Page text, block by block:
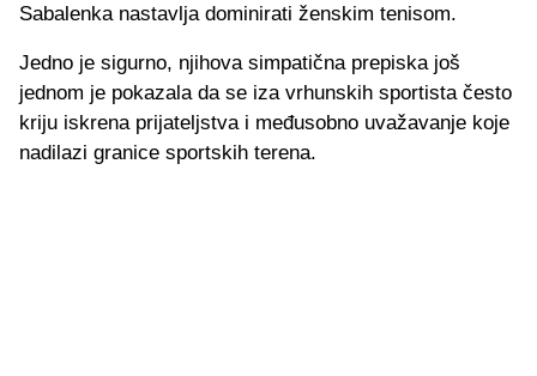
Sabalenka nastavlja dominirati ženskim tenisom.
Jedno je sigurno, njihova simpatična prepiska još
jednom je pokazala da se iza vrhunskih sportista često
kriju iskrena prijateljstva i međusobno uvažavanje koje
nadilazi granice sportskih terena.